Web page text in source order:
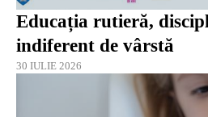
Educația rutieră,
indiferent de vârstă
30 IULIE 2026